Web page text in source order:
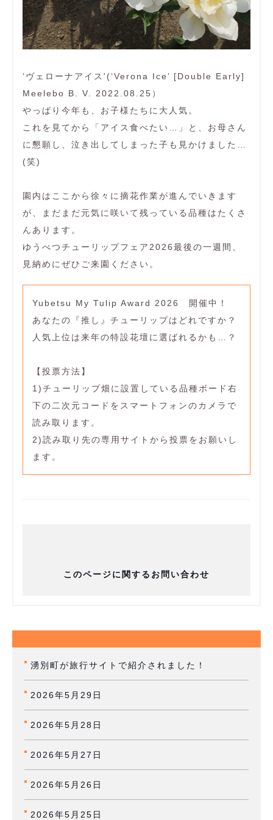
‘ヴェローナアイス'(‘Verona Ice’ [Double Early]
Meelebo B. V. 2022.08.25）
やっぱり今年も、お子様たちに大人気。
これを見てから「アイス食べたい…」と、お母さん
に懇願し、泣き出してしまった子も見かけました…
(笑)
園内はここから徐々に摘花作業が進んでいきます
が、まだまだ元気に咲いて残っている品種はたくさ
んあります。
ゆうべつチューリップフェア2026最後の一週間、
見納めにぜひご来園ください。
Yubetsu My Tulip Award 2026 開催中！
あなたの『推し』チューリップはどれですか？
人気上位は来年の特設花壇に選ばれるかも…？
【投票方法】
1)チューリップ畑に設置している品種ボード右
下の二次元コードをスマートフォンのカメラで
読み取ります。
2)読み取り先の専用サイトから投票をお願いし
ます。
このページに関するお問い合わせ
湧別町が旅行サイトで紹介されました！
2026年5月29日
2026年5月28日
2026年5月27日
2026年5月26日
2026年5月25日